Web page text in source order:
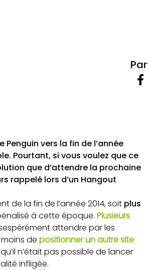
vers la fin de l’année
Pourtant, si vous voulez que ce
que d’attendre la prochaine
rappelé lors d’un Hangout
de la fin de l’année 2014, soit plus
à cette époque.Plusieurs
attendre par les
moins depositionner un autre site
n’était pas possible de lancer
infligée.